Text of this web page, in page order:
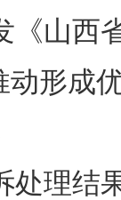
《山西
动形成
处理结